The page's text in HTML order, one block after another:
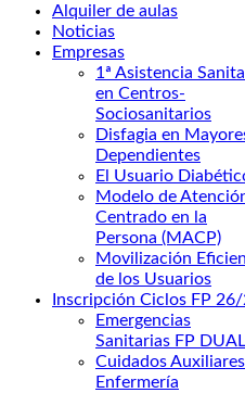
Alquiler de aulas
Noticias
Empresas
1ª Asistencia
en Centros-
Sociosanitarios
Disfagia en
Dependientes
El Usuario
Modelo de
Centrado en la
Persona (MACP)
Movilización
de los Usuarios
Inscripción Ciclos FP
Emergencias
Sanitarias FP DUAL
Cuidados
Enfermería